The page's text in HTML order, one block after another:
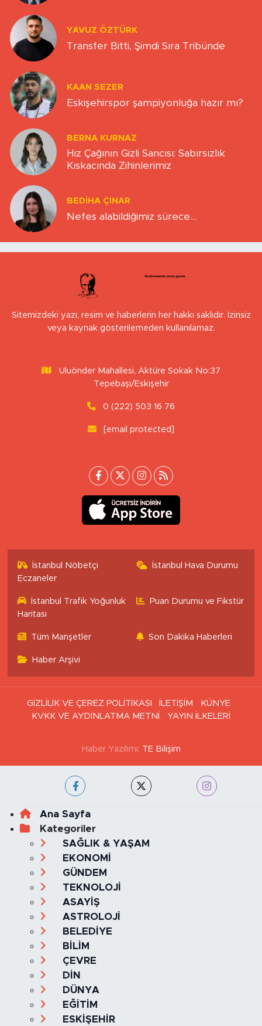
YAVUZ ÖZTÜRK
Transfer Bitti, Şimdi Sıra Tribünde
KAAN SEZER
Eskişehirspor şampiyonluğa hazır mı?
BERNA KURNAZ
Hız Çağının Gizli Sancısı: Sabırsızlık
Kıskacında Zihinlerimiz
BEDIHA ÇINAR
Nefes alabildiğimiz sürece…
Sitemizdeki yazı, resim ve haberlerin her hakkı saklıdır. İzinsiz
veya kaynak gösterilemeden kullanılamaz.
Uluönder Mahallesi, Aktüre Sokak No:37
Tepebaşı/Eskişehir
0 (222) 503 16 76
[email protected]
İstanbul Nöbetçi
Eczaneler
İstanbul Hava Durumu
İstanbul Trafik Yoğunluk
Haritası
Puan Durumu ve Fikstür
Tüm Manşetler Son Dakika Haberleri
Haber Arşivi
GİZLİLİK VE ÇEREZ POLİTİKASI İLETİŞİM
KÜNYE
KVKK VE AYDINLATMA METNİ
YAYIN İLKELERİ
Haber Yazılımı: TE Bilişim
Ana Sayfa
Kategoriler
SAĞLIK & YAŞAM
EKONOMİ
GÜNDEM
TEKNOLOJİ
ASAYİŞ
ASTROLOJİ
BELEDİYE
BİLİM
ÇEVRE
DİN
DÜNYA
EĞİTİM
ESKİŞEHİR